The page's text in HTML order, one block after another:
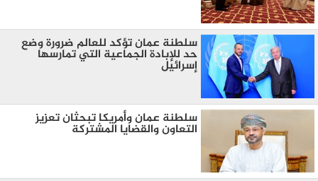
سلطنة عمان تؤكد للعالم ضرورة وضع
حد للإبادة الجماعية التي تمارسها
إسرائيل
سلطنة عمان وأمريكا تبحثان تعزيز
التعاون والقضايا المشتركة